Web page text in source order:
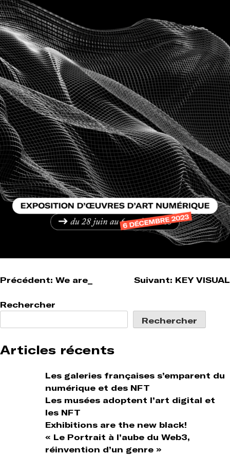
Navigation
de
Précédent: We are_ Suivant: KEY VISUAL
Rechercher
Rechercher
Articles récents
Les galeries françaises s’emparent du
numérique et des NFT
Les musées adoptent l’art digital et
les NFT
Exhibitions are the new black!
« Le Portrait à l’aube du Web3,
réinvention d’un genre »